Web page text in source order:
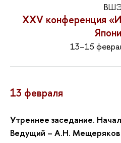
ХХV конференция
13–15
13 февраля
Утреннее заседание.
Ведущий – А.Н.